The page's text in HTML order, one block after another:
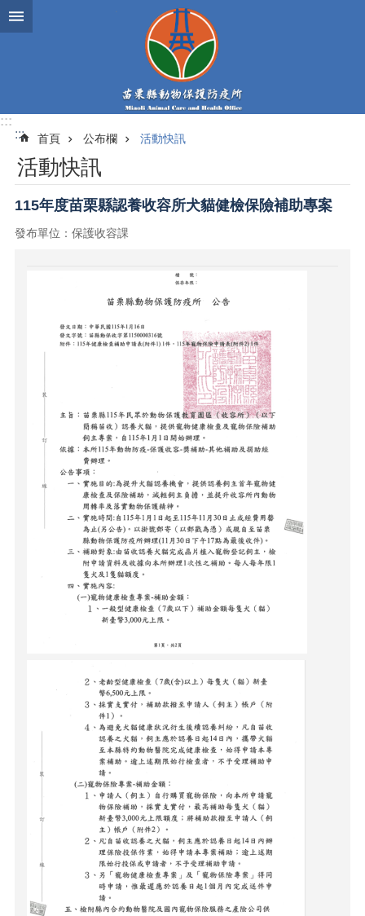
跳到主要內容區塊
:::
:::
首頁 公布欄 活動快訊
活動快訊
115年度苗栗縣認養收容所犬貓健檢保險補助專案
發布單位：保護收容課